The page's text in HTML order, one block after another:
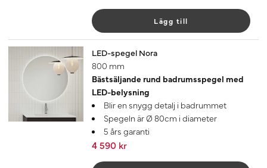
Lägg till
LED-spegel Nora
800 mm
Bästsäljande rund badrumsspegel med
LED-belysning
Blir en snygg detalj i badrummet
Spegeln är Ø 80cm i diameter
5 års garanti
4 590 kr